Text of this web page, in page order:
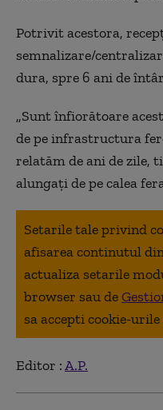
Potrivit acestora,
semnalizare/
dura, spre 6 ani de
„Sunt înfiorătoare
de pe infrastructura
relatăm de ani de zile,
alungaţi de pe calea
Setarile tale privind
afisarea continutul
actualiza setarile
browser sau de
sa accepti cookie-
Editor :A.P.